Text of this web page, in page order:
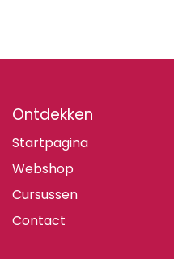
Ontdekken
Startpagina
Webshop
Cursussen
Contact